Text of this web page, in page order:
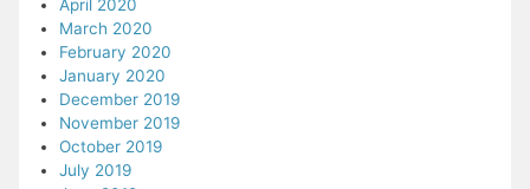
April 2020
March 2020
February 2020
January 2020
December 2019
November 2019
October 2019
July 2019